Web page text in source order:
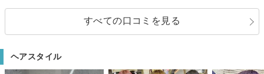
すべての口コミを見る
ヘアスタイル